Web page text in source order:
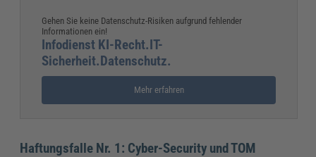
Gehen Sie keine Datenschutz-Risiken aufgrund fehlender
Informationen ein!
Infodienst KI-Recht.IT-
Sicherheit.Datenschutz.
Mehr erfahren
Haftungsfalle Nr. 1: Cyber-Security und TOM